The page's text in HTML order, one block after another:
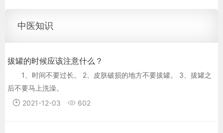
中医知识
拔罐的时候应该注意什么？
1、时间不要过长。 2、皮肤破损的地方不要拔罐。 3、拔罐之
后不要马上洗澡。
2021-12-03
602